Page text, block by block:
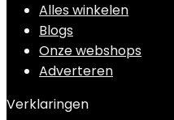
Alles winkelen
Blogs
Onze webshops
Adverteren
Verklaringen